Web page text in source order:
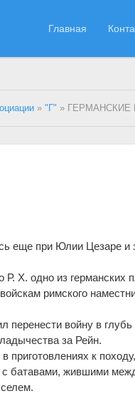
Главная
»"Г" » ГЕРМАНСКИЕ
еще при Юлии Цезаре и
Р. Х. одно из
римского наме
перенести войну в
за Рейн.
приготовлениях к
с батавами, жившими